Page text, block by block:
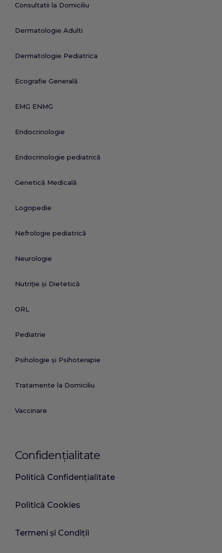
Consultatii la Domiciliu
Dermatologie Adulti
Dermatologie Pediatrica
Ecografie Generală
EMG ENMG
Endocrinologie
Endocrinologie pediatrică
Genetică Medicală
Logopedie
Nefrologie pediatrică
Neurologie
Nutriție și Dietetică
ORL
Pediatrie
Psihologie și Psihoterapie
Tratamente la Domiciliu
Vaccinare
Confidențialitate
Politică Confidențialitate
Politică Cookies
Termeni și Condiții